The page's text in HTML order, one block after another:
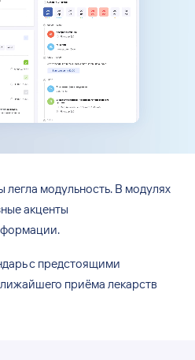
модульность. В модулях
акценты
с предстоящими
приёма лекарств